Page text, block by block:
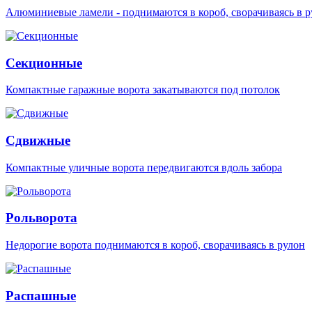
Алюминиевые ламели - поднимаются в короб, сворачиваясь в
Секционные
Компактные гаражные ворота закатываются под потолок
Сдвижные
Компактные уличные ворота передвигаются вдоль забора
Рольворота
Недорогие ворота поднимаются в короб, сворачиваясь в рулон
Распашные